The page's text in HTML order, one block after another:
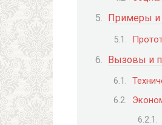
Примеры и
Вызовы и